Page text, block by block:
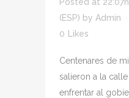
(ESP) by Admin
0
Likes
Centenares de
salieron a la
enfrentar al